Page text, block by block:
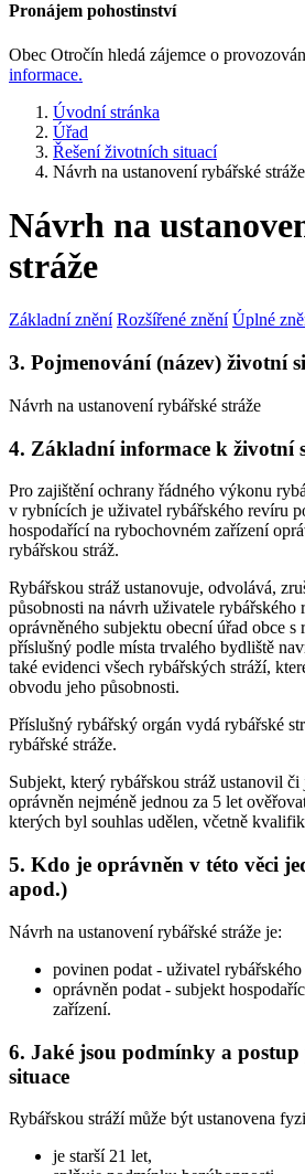
Pronájem pohostinství
Obec Otročín hledá zájemce o
informace.
Úvodní stránka
Úřad
Řešení životních situací
Návrh na ustanovení rybářské stráže
Návrh na
stráže
Základní znění Rozšířené znění Úplné
3. Pojmenování (název) životní
Návrh na ustanovení rybářské stráže
4. Základní informace k životní
Pro zajištění ochrany řádného výkonu
v rybnících je uživatel rybářského revíru
hospodařící na rybochovném zařízení
rybářskou stráž.
Rybářskou stráž ustanovuje, odvolává,
působnosti na návrh uživatele rybářského
oprávněného subjektu obecní úřad obce s
příslušný podle místa trvalého bydliště
také evidenci všech rybářských stráží,
obvodu jeho působnosti.
Příslušný rybářský orgán vydá rybářské
rybářské stráže.
Subjekt, který rybářskou stráž ustanovil
oprávněn nejméně jednou za 5 let
kterých byl souhlas udělen, včetně
5. Kdo je oprávněn v této věci
apod.)
Návrh na ustanovení rybářské stráže je:
povinen podat - uživatel
oprávněn podat - subjekt
zařízení.
6. Jaké jsou podmínky a
situace
Rybářskou stráží může být ustanovena
je starší 21 let,